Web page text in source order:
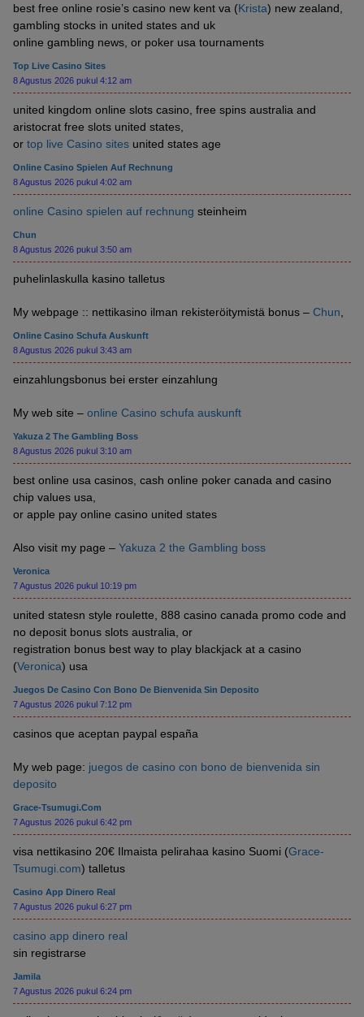
best free online rosie’s casino new kent va (Krista) new zealand,
gambling stocks in united states and uk
online gambling news, or poker usa tournaments
Top Live Casino Sites
8 Agustus 2026 pukul 4:12 am
united kingdom online slots casino, free spins australia and
aristocrat free slots united states,
or top live Casino sites united states age
Online Casino Spielen Auf Rechnung
8 Agustus 2026 pukul 4:02 am
online Casino spielen auf rechnung steinheim
Chun
8 Agustus 2026 pukul 3:50 am
puhelinlaskulla kasino talletus
My webpage :: nettikasino ilman rekisteröitymistä bonus – Chun
Online Casino Schufa Auskunft
8 Agustus 2026 pukul 3:43 am
einzahlungsbonus bei erster einzahlung
My web site – online Casino schufa auskunft
Yakuza 2 The Gambling Boss
8 Agustus 2026 pukul 3:10 am
best online usa casinos, cash online poker canada and casino
chip values usa,
or apple pay online casino united states
Also visit my page – Yakuza 2 the Gambling boss
Veronica
7 Agustus 2026 pukul 10:19 pm
united statesn style roulette, 888 casino canada promo code and
no deposit bonus slots australia, or
registration bonus best way to play blackjack at a casino
(Veronica) usa
Juegos De Casino Con Bono De Bienvenida Sin Deposito
7 Agustus 2026 pukul 7:12 pm
casinos que aceptan paypal españa
My web page: juegos de casino con bono de bienvenida sin
deposito
Grace-Tsumugi.com
7 Agustus 2026 pukul 6:42 pm
visa nettikasino 20€ Ilmaista pelirahaa kasino Suomi (Grace-
Tsumugi.com) talletus
Casino App Dinero Real
7 Agustus 2026 pukul 6:27 pm
casino app dinero real
sin registrarse
Jamila
7 Agustus 2026 pukul 6:24 pm